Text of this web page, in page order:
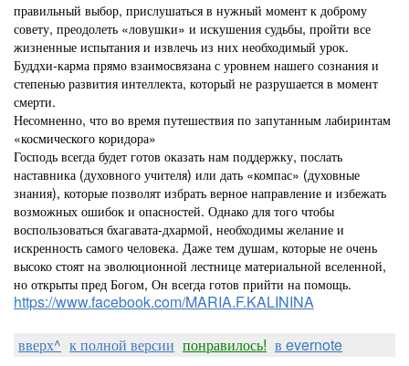
правильный выбор, прислушаться в нужный момент к доброму
совету, преодолеть «ловушки» и искушения судьбы, пройти все
жизненные испытания и извлечь из них необходимый урок.
Буддхи-карма прямо взаимосвязана с уровнем нашего сознания и
степенью развития интеллекта, который не разрушается в момент
смерти.
Несомненно, что во время путешествия по запутанным лабиринтам
«космического коридора»
Господь всегда будет готов оказать нам поддержку, послать
наставника (духовного учителя) или дать «компас» (духовные
знания), которые позволят избрать верное направление и избежать
возможных ошибок и опасностей. Однако для того чтобы
воспользоваться бхагавата-дхармой, необходимы желание и
искренность самого человека. Даже тем душам, которые не очень
высоко стоят на эволюционной лестнице материальной вселенной,
но открыты пред Богом, Он всегда готов прийти на помощь.
https://www.facebook.com/MARIA.F.KALININA
вверх^ к полной версии понравилось! в evernote